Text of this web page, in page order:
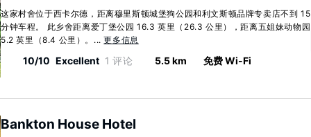
这家村舍位于西卡尔德，距离穆里斯顿城堡狗公园和利文斯顿品牌专卖店不到 15
分钟车程。 此乡舍距离爱丁堡公园 16.3 英里（26.3 公里），距离五姐妹动物园
5.2 英里（8.4 公里）。...更多信息
10/10 Excellent 1 评论 5.5 km 免费 Wi-Fi
Bankton House Hotel